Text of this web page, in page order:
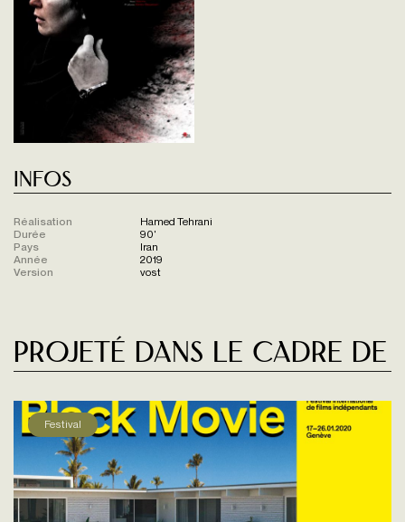
Infos
Réalisation
Hamed Tehrani
Durée
90'
Pays
Iran
Année
2019
Version
vost
Projeté dans le cadre de
Festival